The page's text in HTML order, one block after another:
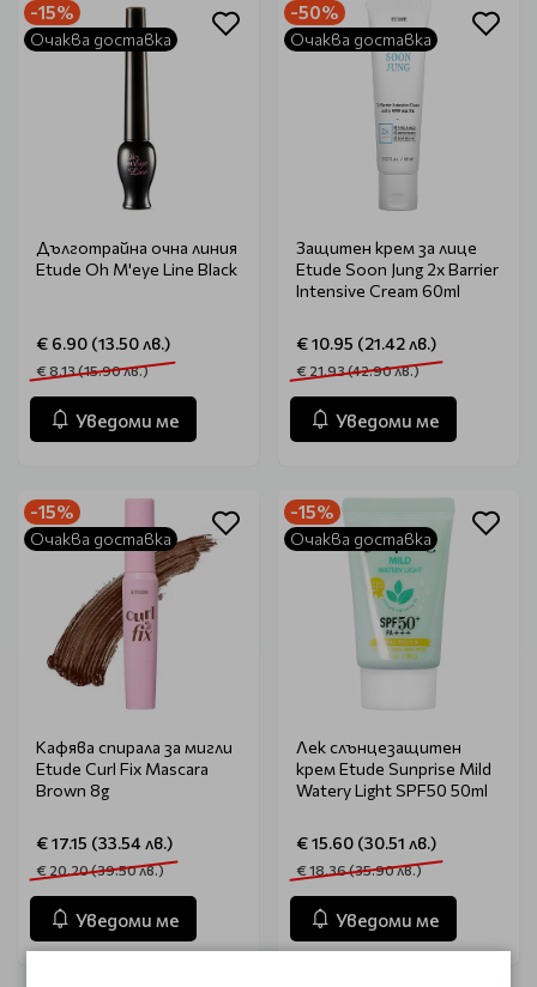
-15%
Очаква доставка
Дълготрайна очна линия
Etude Oh M'eye Line Black
€ 6.90 (13.50 лв.)
€ 8.13 (15.90 лв.)
Уведоми ме
-50%
Очаква доставка
Защитен крем за лице
Etude Soon Jung 2x Barrier
Intensive Cream 60ml
€ 10.95 (21.42 лв.)
€ 21.93 (42.90 лв.)
Уведоми ме
-15%
Очаква доставка
Кафява спирала за мигли
Etude Curl Fix Mascara
Brown 8g
€ 17.15 (33.54 лв.)
€ 20.20 (39.50 лв.)
Уведоми ме
-15%
Очаква доставка
Лек слънцезащитен
крем Etude Sunprise Mild
Watery Light SPF50 50ml
€ 15.60 (30.51 лв.)
€ 18.36 (35.90 лв.)
Уведоми ме